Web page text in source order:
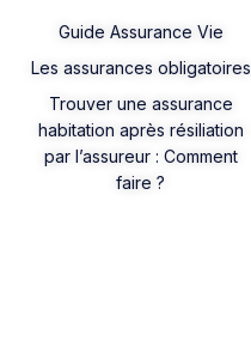
Guide Assurance Vie
Les assurances obligatoires
Trouver une assurance
habitation après résiliation
par l’assureur : Comment
faire ?